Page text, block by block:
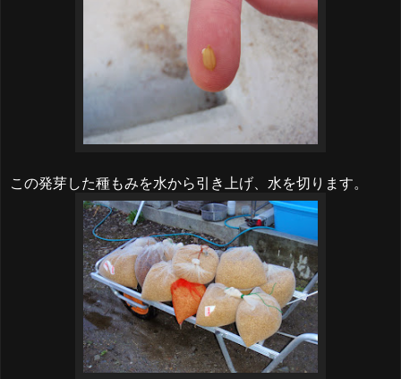
この発芽した種もみを水から引き上げ、水を切ります。